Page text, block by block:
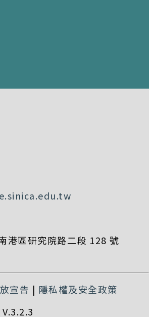
港區研究院路二段 128 號
宣告 | 隱私權及安全政策